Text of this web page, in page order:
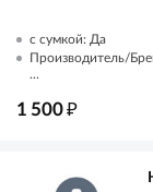
с сумкой: Да
Производитель/
...
1 500₽